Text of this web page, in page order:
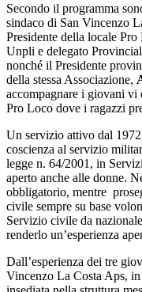
Secondo il programma
sindaco di San Vincenzo
Presidente della locale Pro
Unpli e delegato
nonché il Presidente
della stessa Associazione,
accompagnare i giovani vi
Pro Loco dove i ragazzi
Un servizio attivo dal
coscienza al servizio
legge n. 64/2001, in
aperto anche alle donne.
obbligatorio, mentre
civile sempre su base
Servizio civile da
renderlo un’esperienza
Dall’esperienza dei tre
Vincenzo La Costa Aps,